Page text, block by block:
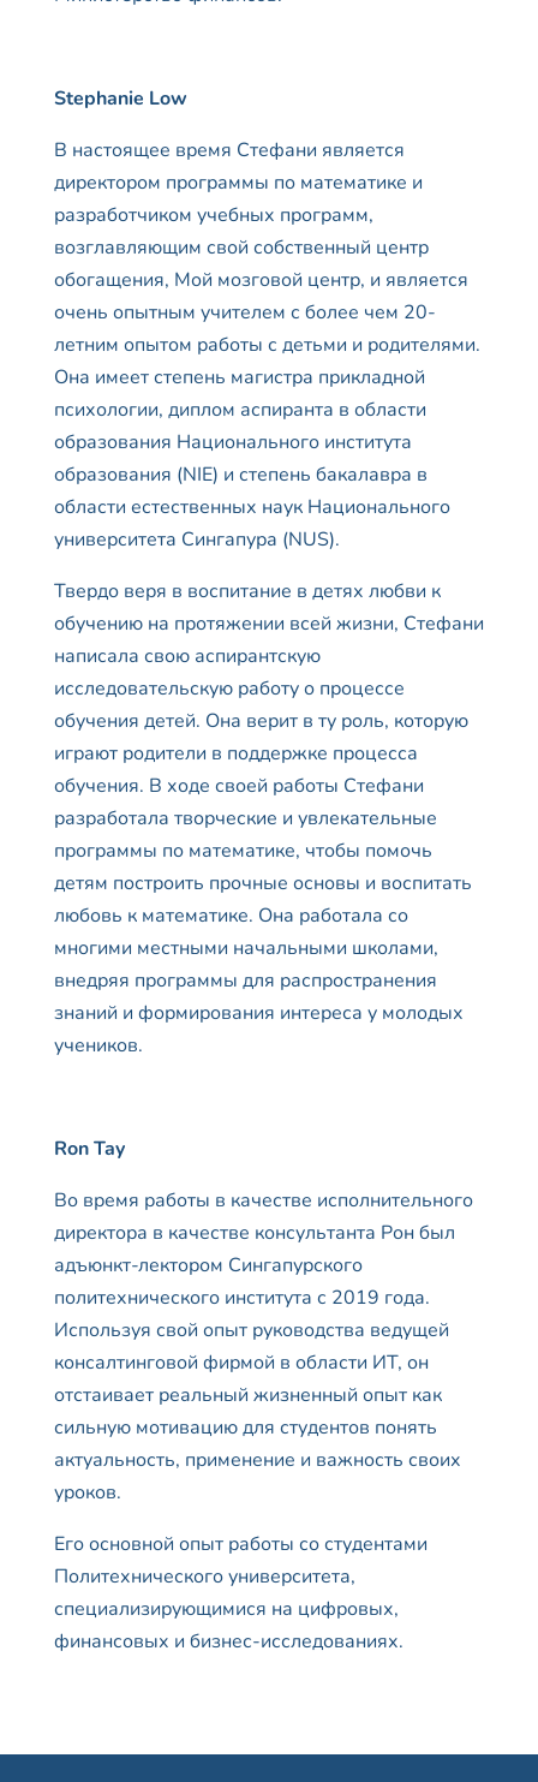
Stephanie Low
В настоящее время Стефани является
директором программы по математике и
разработчиком учебных программ,
возглавляющим свой собственный центр
обогащения, Мой мозговой центр, и является
очень опытным учителем с более чем 20-
летним опытом работы с детьми и родителями.
Она имеет степень магистра прикладной
психологии, диплом аспиранта в области
образования Национального института
образования (NIE) и степень бакалавра в
области естественных наук Национального
университета Сингапура (NUS).
Твердо веря в воспитание в детях любви к
обучению на протяжении всей жизни, Стефани
написала свою аспирантскую
исследовательскую работу о процессе
обучения детей. Она верит в ту роль, которую
играют родители в поддержке процесса
обучения. В ходе своей работы Стефани
разработала творческие и увлекательные
программы по математике, чтобы помочь
детям построить прочные основы и воспитать
любовь к математике. Она работала со
многими местными начальными школами,
внедряя программы для распространения
знаний и формирования интереса у молодых
учеников.
Ron Tay
Во время работы в качестве исполнительного
директора в качестве консультанта Рон был
адъюнкт-лектором Сингапурского
политехнического института с 2019 года.
Используя свой опыт руководства ведущей
консалтинговой фирмой в области ИТ, он
отстаивает реальный жизненный опыт как
сильную мотивацию для студентов понять
актуальность, применение и важность своих
уроков.
Его основной опыт работы со студентами
Политехнического университета,
специализирующимися на цифровых,
финансовых и бизнес-исследованиях.